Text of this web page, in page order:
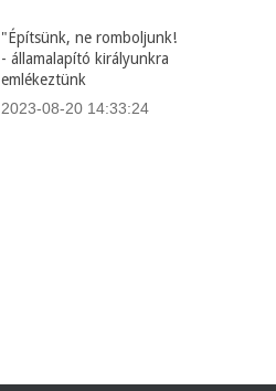
"Építsünk, ne romboljunk!
- államalapító királyunkra
emlékeztünk
2023-08-20 14:33:24